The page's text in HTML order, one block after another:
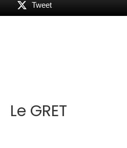
Tweet
Le GRET